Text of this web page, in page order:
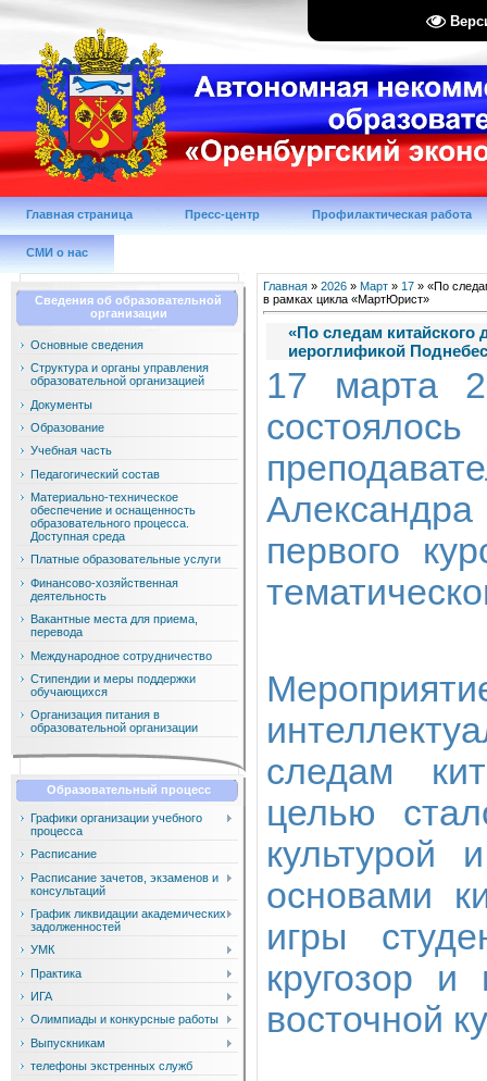
Главная страница Пресс-центр Профилактическая работа
СМИ о нас
Сведения об образовательной
организации
Основные сведения
Структура и органы управления
образовательной организацией
Документы
Образование
Учебная часть
Педагогический состав
Материально-техническое
обеспечение и оснащенность
образовательного процесса.
Доступная среда
Платные образовательные услуги
Финансово-хозяйственная
деятельность
Вакантные места для приема,
перевода
Международное сотрудничество
Стипендии и меры поддержки
обучающихся
Организация питания в
образовательной организации
Образовательный процесс
Графики организации учебного
процесса
Расписание
Расписание зачетов, экзаменов и
консультаций
График ликвидации академических
задолженностей
УМК
Практика
ИГА
Олимпиады и конкурсные работы
Выпускникам
телефоны экстренных служб
Главная » 2026 » Март » 17 » «По
в рамках цикла «МартЮрист»
«По следам китайского
иероглификой
17 марта
первого
следам
целью
культурой
основами
игры
кругозор и
восточной